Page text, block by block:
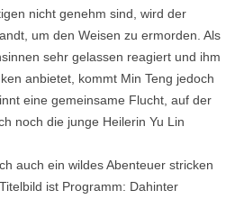
nicht genehm sind, wird der
um den Weisen zu ermorden. Als
sehr gelassen reagiert und ihm
anbietet, kommt Min Teng jedoch
eine gemeinsame Flucht, auf der
noch die junge Heilerin Yu Lin
auch ein wildes Abenteuer stricken
ist Programm: Dahinter